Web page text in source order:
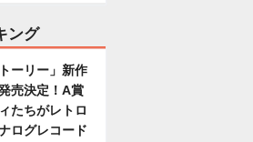
ング
ーリー」新作
売決定！A賞
たちがレトロ
ログレコード